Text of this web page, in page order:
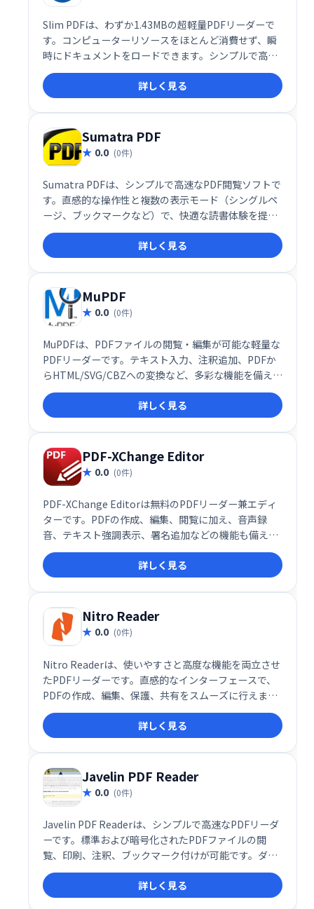
Slim PDFは、わずか1.43MBの超軽量PDFリーダーで
す。コンピューターリソースをほとんど消費せず、瞬
時にドキュメントをロードできます。シンプルで高速
なPDF閲覧を必要とするユーザーに最適です。
詳しく見る
Sumatra PDF
0.0 (0件)
Sumatra PDFは、シンプルで高速なPDF閲覧ソフトで
す。直感的な操作性と複数の表示モード（シングルペ
ージ、ブックマークなど）で、快適な読書体験を提供
します。高度な機能は備えていませんが、PDFの閲
覧・操作を効率化したい方におすすめです。無料でご
利用いただけます。
詳しく見る
MuPDF
0.0 (0件)
MuPDFは、PDFファイルの閲覧・編集が可能な軽量な
PDFリーダーです。テキスト入力、注釈追加、PDFか
らHTML/SVG/CBZへの変換など、多彩な機能を備えて
います。Javascriptによるスクリプト記述にも対応。
低メモリ環境でも快適にPDFを操作したい方に最適で
す。
詳しく見る
PDF-XChange Editor
0.0 (0件)
PDF-XChange Editorは無料のPDFリーダー兼エディ
ターです。PDFの作成、編集、閲覧に加え、音声録
音、テキスト強調表示、署名追加などの機能も備えて
います。特に光学式文字認識(OCR)機能は、スキャン
した文書をテキスト検索可能なPDFに変換できる優れ
ものです。職場でのPDF活用に最適なツールです。
詳しく見る
Nitro Reader
0.0 (0件)
Nitro Readerは、使いやすさと高度な機能を両立させ
たPDFリーダーです。直感的なインターフェースで、
PDFの作成、編集、保護、共有をスムーズに行えま
す。ドラッグ＆ドロップで簡単にPDFを作成し、カラ
ー、フォント、向きなどを自由にカスタマイズできま
す。PDFファイルの閲覧、編集、管理を効率化したい
方におすすめです。
詳しく見る
Javelin PDF Reader
0.0 (0件)
Javelin PDF Readerは、シンプルで高速なPDFリーダ
ーです。標準および暗号化されたPDFファイルの閲
覧、印刷、注釈、ブックマーク付けが可能です。ダウ
ンロードサイズはわずか2MBで、余計な機能がないた
め、サクサク動作します。PDFを素早く確認したい
方、メモを取りたい方に最適です。
詳しく見る